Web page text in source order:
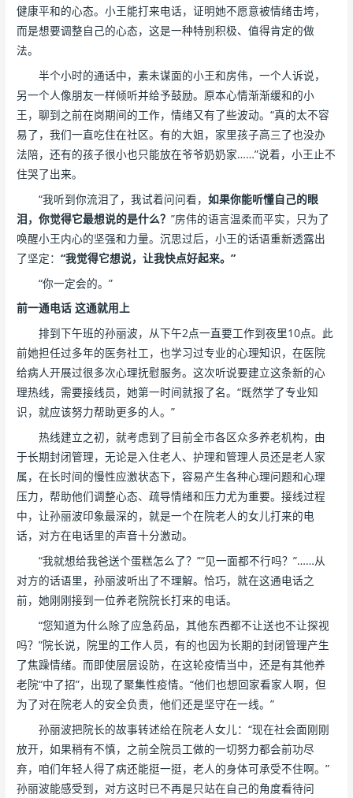
健康平和的心态。小王能打来电话，证明她不愿意被情绪击垮，
而是想要调整自己的心态，这是一种特别积极、值得肯定的做
法。
半个小时的通话中，素未谋面的小王和房伟，一个人诉说，
另一个人像朋友一样倾听并给予鼓励。原本心情渐渐缓和的小
王，聊到之前在岗期间的工作，情绪又有了些波动。“真的太不容
易了，我们一直吃住在社区。有的大姐，家里孩子高三了也没办
法陪，还有的孩子很小也只能放在爷爷奶奶家……”说着，小王止不
住哭了出来。
“我听到你流泪了，我试着问问看，如果你能听懂自己的眼
泪，你觉得它最想说的是什么？”房伟的语言温柔而平实，只为了
唤醒小王内心的坚强和力量。沉思过后，小王的话语重新透露出
了坚定：“我觉得它想说，让我快点好起来。”
“你一定会的。”
前一通电话 这通就用上
排到下午班的孙丽波，从下午2点一直要工作到夜里10点。此
前她担任过多年的医务社工，也学习过专业的心理知识，在医院
给病人开展过很多次心理抚慰服务。这次听说要建立这条新的心
理热线，需要接线员，她第一时间就报了名。“既然学了专业知
识，就应该努力帮助更多的人。”
热线建立之初，就考虑到了目前全市各区众多养老机构，由
于长期封闭管理，无论是入住老人、护理和管理人员还是老人家
属，在长时间的慢性应激状态下，容易产生各种心理问题和心理
压力，帮助他们调整心态、疏导情绪和压力尤为重要。接线过程
中，让孙丽波印象最深的，就是一个在院老人的女儿打来的电
话，对方在电话里的声音十分激动。
“我就想给我爸送个蛋糕怎么了？”“见一面都不行吗？”……从
对方的话语里，孙丽波听出了不理解。恰巧，就在这通电话之
前，她刚刚接到一位养老院院长打来的电话。
“您知道为什么除了应急药品，其他东西都不让送也不让探视
吗？”院长说，院里的工作人员，有的也因为长期的封闭管理产生
了焦躁情绪。而即使层层设防，在这轮疫情当中，还是有其他养
老院“中了招”，出现了聚集性疫情。“他们也想回家看家人啊，但
为了对在院老人的安全负责，他们还是坚守在一线。”
孙丽波把院长的故事转述给在院老人女儿：“现在社会面刚刚
放开，如果稍有不慎，之前全院员工做的一切努力都会前功尽
弃，咱们年轻人得了病还能挺一挺，老人的身体可承受不住啊。”
孙丽波能感受到，对方这时已不再是只站在自己的角度看待问